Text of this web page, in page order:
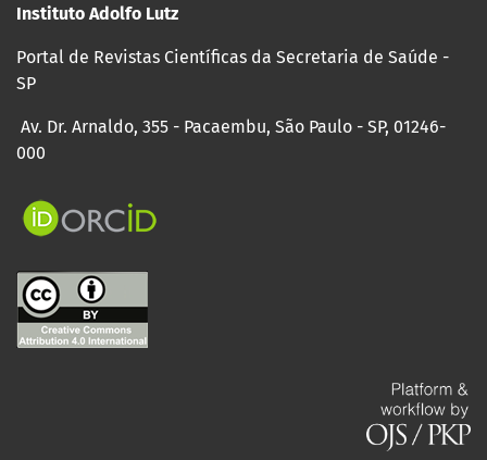
Instituto Adolfo Lutz
Portal de Revistas Científicas da Secretaria de Saúde -
SP
Av. Dr. Arnaldo, 355 - Pacaembu, São Paulo - SP, 01246-
000